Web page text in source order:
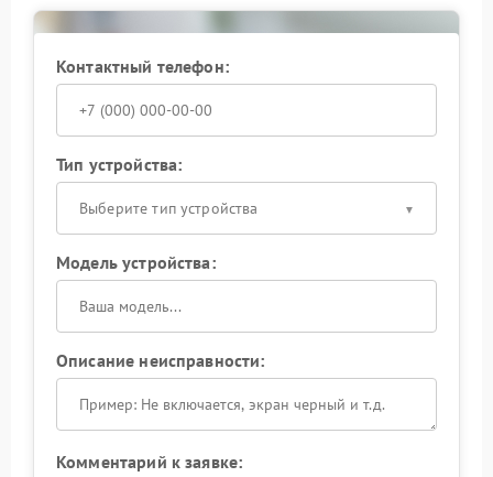
Контактный телефон:
Тип устройства:
Выберите тип устройства
Модель устройства:
Описание неисправности:
Комментарий к заявке: